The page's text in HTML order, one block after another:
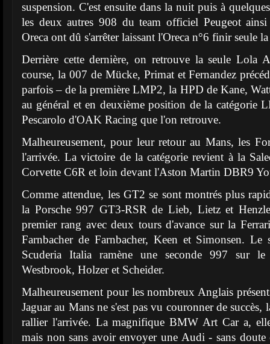
suspension. C'est ensuite dans la nuit puis à
les deux autres 908 du team officiel Peugeot ainsi
Oreca ont dû s'arrêter laissant l'Oreca n°6 finir seule
Derrière cette dernière, on retrouve la seule Lola
course, la 007 de Mücke, Primat et Fernandez
parfois – de la première LMP2, la HPD de Kane,
au général et en deuxième position de la catégorie
Pescarolo d'OAK Racing que l'on retrouve.
Malheureusement, pour leur retour au Mans, les
l'arrivée. La victoire de la catégorie revient à la
Corvette C6R et loin devant l'Aston Martin DBR9
Comme attendue, les GT2 se sont montrés plus
la Porsche 997 GT3-RSR de Lieb, Lietz et
premier rang avec deux tours d'avance sur la
Farnbacher de Farnbacher, Keen et Simonsen. Le
Scuderia Italia ramène une seconde 997 sur
Westbrook, Holzer et Scheider.
Malheureusement pour les nombreux Anglais
Jaguar au Mans ne s'est pas vu couronner de
rallier l'arrivée. La magnifique BMW Art Car a,
mais non sans avoir envoyer une Audi - sans doute